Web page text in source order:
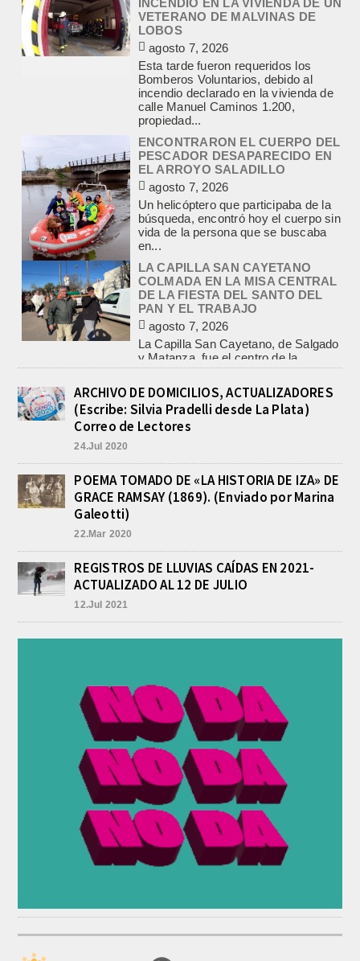
agosto 7, 2026
Esta tarde fueron requeridos los
Bomberos Voluntarios, debido al
incendio declarado en la vivienda de
calle Manuel Caminos 1.200,
propiedad...
ENCONTRARON EL CUERPO DEL
PESCADOR DESAPARECIDO EN
EL ARROYO SALADILLO
agosto 7, 2026
Un helicóptero que participaba de la
búsqueda, encontró hoy el cuerpo sin
vida de la persona que se buscaba
en...
LA CAPILLA SAN CAYETANO
COLMADA EN LA MISA CENTRAL
DE LA FIESTA DEL SANTO DEL
PAN Y EL TRABAJO
agosto 7, 2026
La Capilla San Cayetano, de Salgado
y Matanza, fue el centro de la
celebración de la fiesta del santo del...
CON MAS DE 100 SORTEOS Y
5.000 JUGUETES DE REPARTO, SE
VIENE LA GRAN FIESTA DEL DIA
DEL NIÑO «PADRE LUIS
TROIANO»
agosto 8, 2026
“Padre Luis Troiano” brindó a la
prensa los detalles del gran festejo
del...
COMERCIALIZAR DROGAS
agosto 8, 2026
En la noche del viernes, en calle
ARCHIVO DE DOMICILIOS, ACTUALIZADORES
(Escribe: Silvia Pradelli desde La Plata)
Correo de Lectores
24.Jul 2020
POEMA TOMADO DE «LA HISTORIA DE IZA» DE
GRACE RAMSAY (1869). (Enviado por Marina
Galeotti)
22.Mar 2020
REGISTROS DE LLUVIAS CAÍDAS EN 2021-
ACTUALIZADO AL 12 DE JULIO
12.Jul 2021